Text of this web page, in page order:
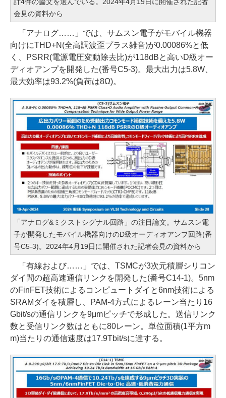
計4件の論文を選んでいる。2024年4月19日に開催された記者
会見の資料から
「アナログ……」では、サムスン電子がモバイル機器
向けにTHD+N(全高調波歪プラス雑音)が0.00086%と低
く、PSRR(電源電圧変動除去比)が118dBと高いD級オー
ディオアンプを開発した(番号C5-3)。最大出力は5.8W、
最大効率は93.2%(負荷は8Ω)。
「アナログ&ミクストシグナル回路」の注目論文。サムスン電
子が開発したモバイル機器向けのD級オーディオアンプ回路(番
号C5-3)。2024年4月19日に開催された記者会見の資料から
「有線および……」では、TSMCが3次元積層シリコン
ダイ間の超高速通信リンクを開発した(番号C14-1)。5nm
のFinFET技術によるコンピュートダイと6nm技術による
SRAMダイを積層し、PAM-4方式によるレーン当たり16
Gbit/sの通信リンクを9μmピッチで形成した。送信リンク
数と受信リンク数はともに80レーン。単位面積(1平方m
m)当たりの通信速度は17.9Tbit/sに達する。